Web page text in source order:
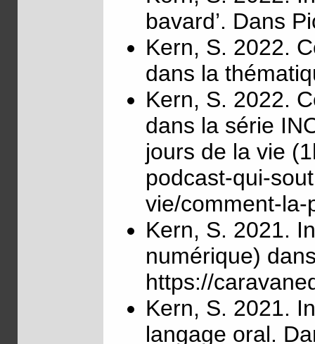
bavard’. Dans
Kern, S. 2022.
dans la
Kern, S. 2022.
dans la série
jours de la vie
podcast-qui-
vie/comment-
Kern, S. 2021.
numérique)
https://
Kern, S. 2021.
langage oral.